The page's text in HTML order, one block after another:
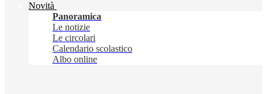
Novità
Panoramica
Le notizie
Le circolari
Calendario scolastico
Albo online